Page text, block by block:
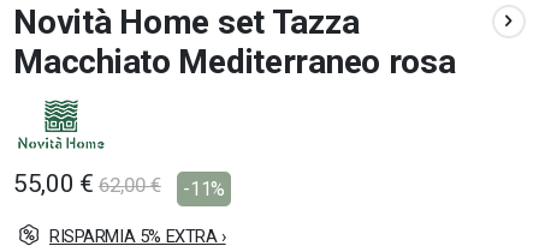
all'inizio
della
galleria
immagini
Novità Home set Tazza
Macchiato Mediterraneo rosa
55,00 € 62,00 € -11%
RISPARMIA 5% EXTRA ›